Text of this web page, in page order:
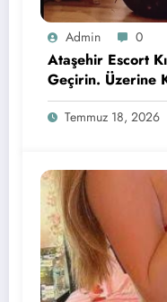
Admin 0
Ataşehir Escort
Geçirin. Üzerine
Temmuz 18, 2026